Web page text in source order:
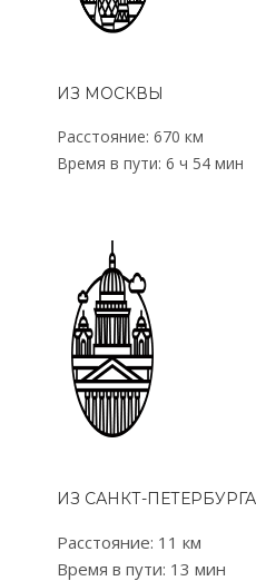
ИЗ МОСКВЫ
Расстояние: 670 км
Время в пути: 6 ч 54 мин
ИЗ САНКТ-ПЕТЕРБУРГА
Расстояние: 11 км
Время в пути: 13 мин